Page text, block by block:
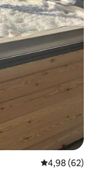
Gemiddelde
4,98 (62)